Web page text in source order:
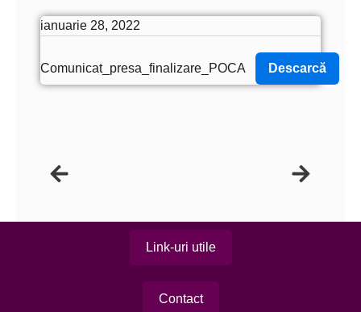
ianuarie 28, 2022
Comunicat_presa_finalizare_POCA Descarcă
Link-uri utile
Contact